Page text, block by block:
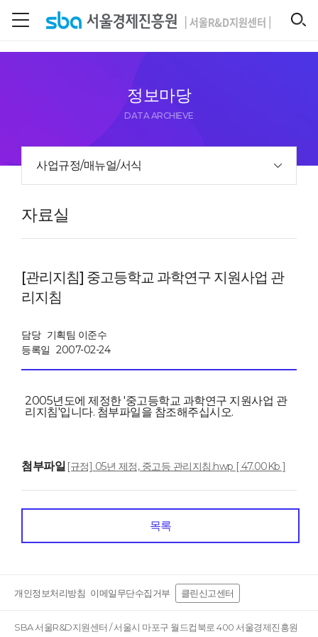
정보마당
DATA ARCHIEVE
사업규정/매뉴얼/서식
자료실
[관리지침] 중고등학교 과학연구 지원사업 관
리지침
담당 기획팀 이준수
등록일 2007-02-24
2005년도에 제정한 '중고등학교 과학연구 지원사업 관
리지침'입니다. 첨부파일을 참조해주십시오.
첨부파일 [규정] 05년 제정, 중고등 관리지침.hwp [ 47.00Kb ]
목록
개인정보처리방침 이메일무단수집거부 클린신고센터
SBA 서울R&D지원센터 / 서울시 마포구 월드컵북로 400 서울경제진흥원